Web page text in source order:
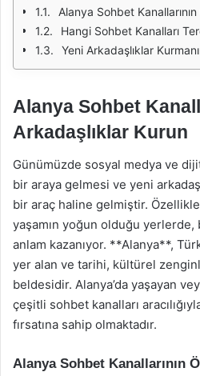
Alanya Sohbet
Hangi Sohbet Kanalları
Yeni Arkadaşlıklar
Alanya Sohbet
Arkadaşlıklar Kurun
Günümüzde sosyal medya ve
bir araya gelmesi ve yeni
bir araç haline gelmiştir.
yaşamın yoğun olduğu
anlam kazanıyor. **Alanya**,
yer alan ve tarihi, kültürel
beldesidir. Alanya’da yaşayan
çeşitli sohbet kanalları
fırsatına sahip olmaktadır.
Alanya Sohbet Kanallarının